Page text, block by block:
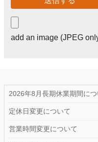
add an image (JPEG
2026年8月長期休業期間につ
定休日変更について
営業時間変更について